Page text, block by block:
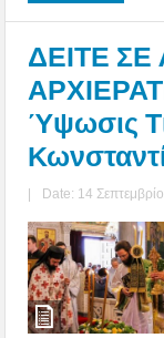
ΔΕΙΤΕ ΣΕ
Ύψωσις
| Date: 14